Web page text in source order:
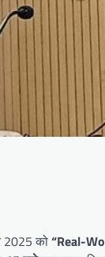
2025 को“Real-